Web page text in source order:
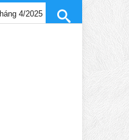
Trần Gia Lạc và Trần